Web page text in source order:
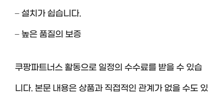
– 설치가 쉽습니다.
– 높은 품질의 보증
쿠팡파트너스 활동으로 일정의 수수료를 받을 수 있습
니다. 본문 내용은 상품과 직접적인 관계가 없을 수도 있